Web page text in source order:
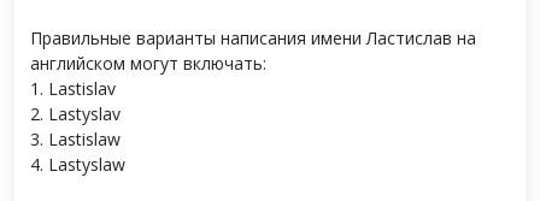
Правильные варианты написания имени Ластислав на
английском могут включать:
1. Lastislav
2. Lastyslav
3. Lastislaw
4. Lastyslaw